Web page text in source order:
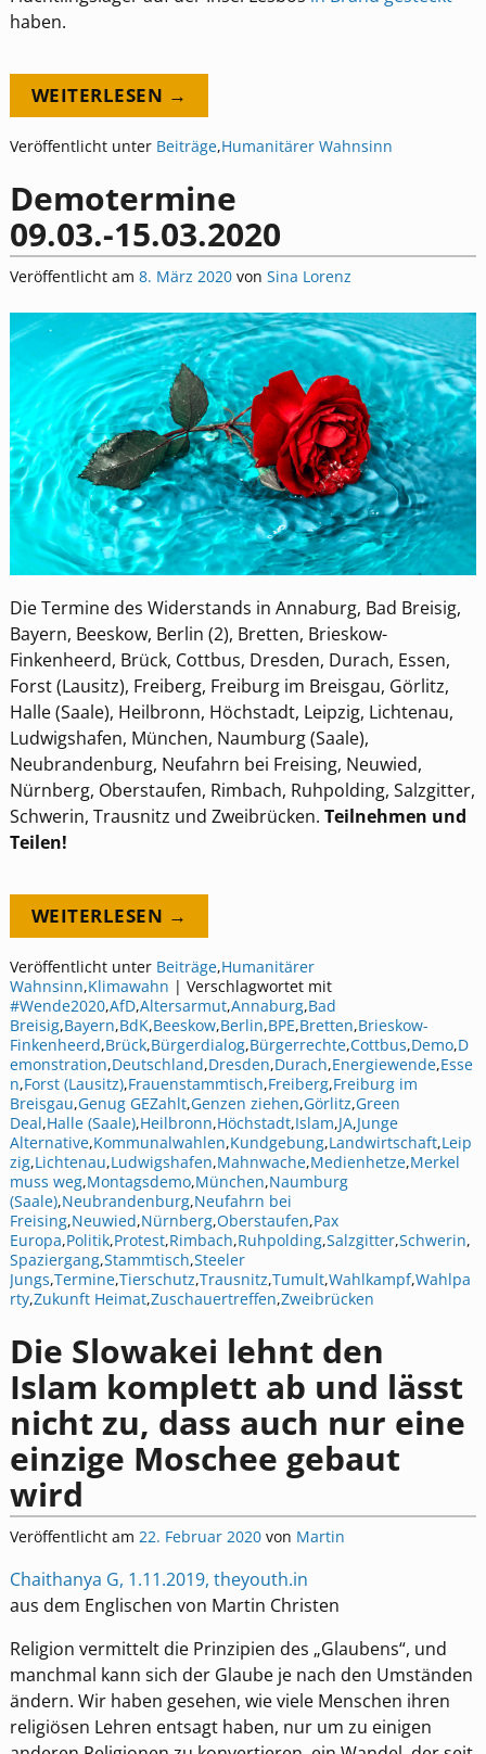
haben.
WEITERLESEN →
Veröffentlicht unter Beiträge,Humanitärer Wahnsinn
Demotermine
09.03.-15.03.2020
Veröffentlicht am 8. März 2020 von Sina Lorenz
Die Termine des Widerstands in Annaburg, Bad Breisig,
Bayern, Beeskow, Berlin (2), Bretten, Brieskow-
Finkenheerd, Brück, Cottbus, Dresden, Durach, Essen,
Forst (Lausitz), Freiberg, Freiburg im Breisgau, Görlitz,
Halle (Saale), Heilbronn, Höchstadt, Leipzig, Lichtenau,
Ludwigshafen, München, Naumburg (Saale),
Neubrandenburg, Neufahrn bei Freising, Neuwied,
Nürnberg, Oberstaufen, Rimbach, Ruhpolding, Salzgitter,
Schwerin, Trausnitz und Zweibrücken. Teilnehmen und
Teilen!
WEITERLESEN →
Veröffentlicht unter Beiträge,Humanitärer
Wahnsinn,Klimawahn | Verschlagwortet mit
#Wende2020,AfD,Altersarmut,Annaburg,Bad
Breisig,Bayern,BdK,Beeskow,Berlin,BPE,Bretten,Brieskow-
Finkenheerd,Brück,Bürgerdialog,Bürgerrechte,Cottbus,Demo,D
emonstration,Deutschland,Dresden,Durach,Energiewende,Esse
n,Forst (Lausitz),Frauenstammtisch,Freiberg,Freiburg im
Breisgau,Genug GEZahlt,Genzen ziehen,Görlitz,Green
Deal,Halle (Saale),Heilbronn,Höchstadt,Islam,JA,Junge
Alternative,Kommunalwahlen,Kundgebung,Landwirtschaft,Leip
zig,Lichtenau,Ludwigshafen,Mahnwache,Medienhetze,Merkel
muss weg,Montagsdemo,München,Naumburg
(Saale),Neubrandenburg,Neufahrn bei
Freising,Neuwied,Nürnberg,Oberstaufen,Pax
Europa,Politik,Protest,Rimbach,Ruhpolding,Salzgitter,Schwerin,
Spaziergang,Stammtisch,Steeler
Jungs,Termine,Tierschutz,Trausnitz,Tumult,Wahlkampf,Wahlpa
rty,Zukunft Heimat,Zuschauertreffen,Zweibrücken
Die Slowakei lehnt den
Islam komplett ab und lässt
nicht zu, dass auch nur eine
einzige Moschee gebaut
wird
Veröffentlicht am 22. Februar 2020 von Martin
Chaithanya G, 1.11.2019, theyouth.in
aus dem Englischen von Martin Christen
Religion vermittelt die Prinzipien des „Glaubens“, und
manchmal kann sich der Glaube je nach den Umständen
ändern. Wir haben gesehen, wie viele Menschen ihren
religiösen Lehren entsagt haben, nur um zu einigen